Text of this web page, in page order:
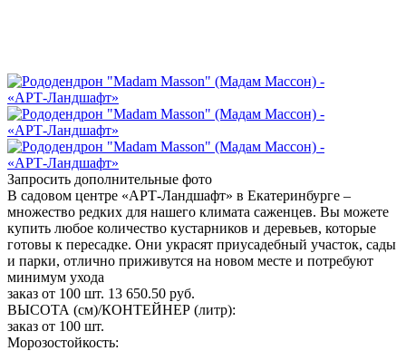
Запросить дополнительные фото
В садовом центре «АРТ-Ландшафт» в Екатеринбурге –
множество редких для нашего климата саженцев. Вы можете
купить любое количество кустарников и деревьев, которые
готовы к пересадке. Они украсят приусадебный участок, сады
и парки, отлично приживутся на новом месте и потребуют
минимум ухода
заказ от 100 шт. 13 650.50 руб.
ВЫСОТА (см)/КОНТЕЙНЕР (литр):
заказ от 100 шт.
Морозостойкость: